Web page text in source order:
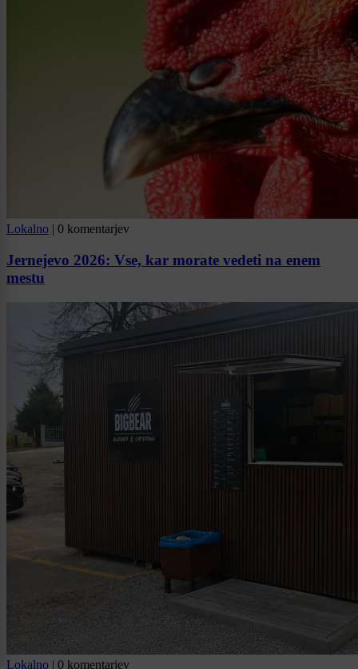
Lokalno | 0 komentarjev
Jernejevo 2026: Vse, kar morate vedeti na enem
mestu
Lokalno | 0 komentarjev